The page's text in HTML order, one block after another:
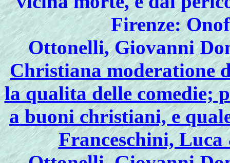
Firenze:
Ottonelli, Giovanni
Christiana moderatione
la qualita delle comedie;
a buoni christiani, e
Franceschini, Luca